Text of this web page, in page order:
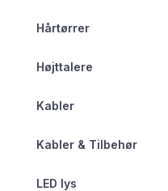
Hårtørrer
Højttalere
Kabler
Kabler & Tilbehør
LED lys